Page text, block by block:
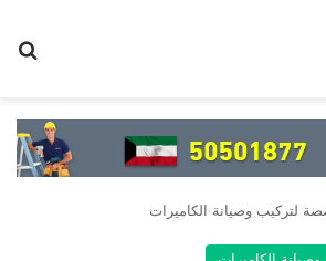
لتركيب وصيانة الكاميرات